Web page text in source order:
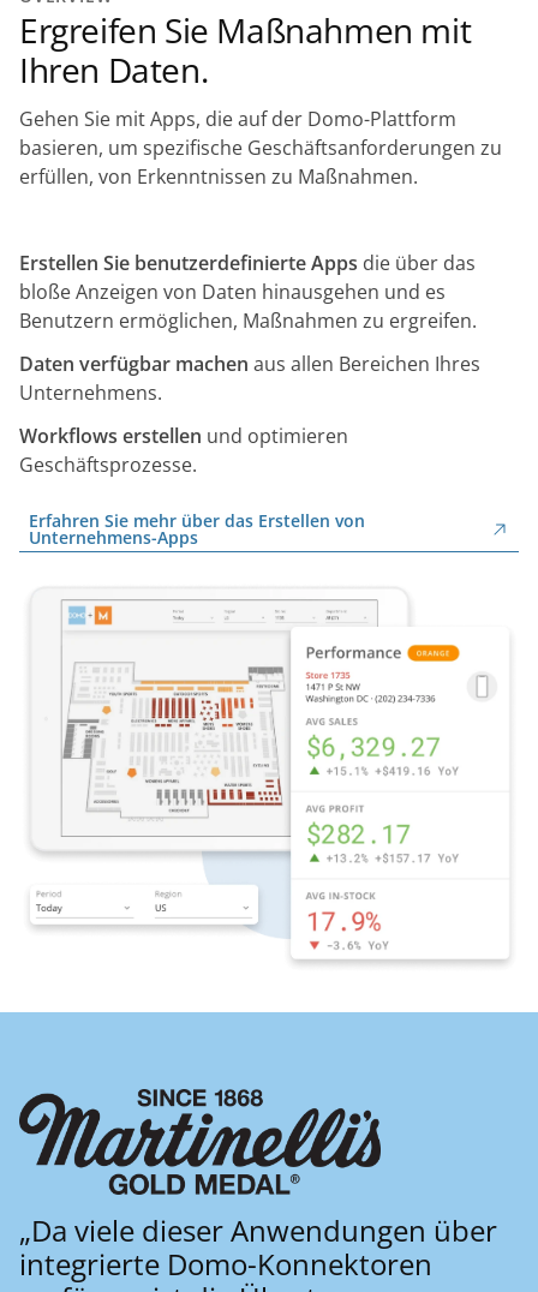
Ergreifen Sie Maßnahmen mit
Ihren Daten.
Gehen Sie mit Apps, die auf der Domo-Plattform
basieren, um spezifische Geschäftsanforderungen zu
erfüllen, von Erkenntnissen zu Maßnahmen.
Erstellen Sie benutzerdefinierte Apps die über das
bloße Anzeigen von Daten hinausgehen und es
Benutzern ermöglichen, Maßnahmen zu ergreifen.
Daten verfügbar machen aus allen Bereichen Ihres
Unternehmens.
Workflows erstellen und optimieren
Geschäftsprozesse.
Erfahren Sie mehr über das Erstellen von
Unternehmens-Apps
„Da viele dieser Anwendungen über
integrierte Domo-Konnektoren